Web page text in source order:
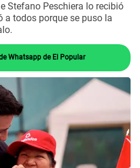
Stefano Peschiera lo recibió
a todos porque se puso la
Whatsapp de El Popular